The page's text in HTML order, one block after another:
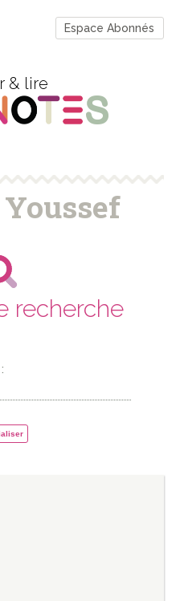
Espace Abonnés
& lire
recherche